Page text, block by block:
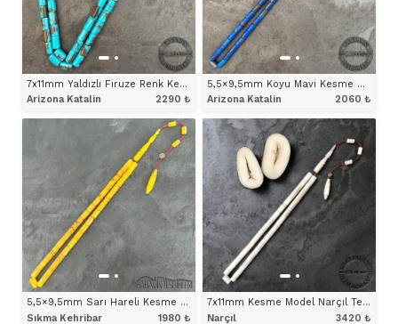
7x11mm Yaldızlı Firuze Renk Kesme Model Arizona Katalin Tesbih
Arizona Katalin
2290 ₺
5,5×9,5mm Koyu Mavi Kesme Model Arizona Katalin Tesbih
Arizona Katalin
2060₺
ÜRÜNÜ İNCELE
5,5×9,5mm Sarı Hareli Kesme Model Tesbih
Sıkma Kehribar
1980 ₺
7x11mm Kesme Model Narçıl Tesbih
Narçıl
3420₺